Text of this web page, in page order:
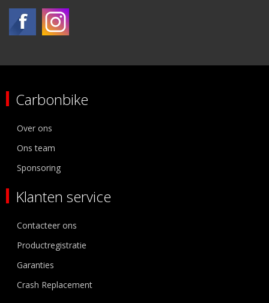
Carbonbike
Over ons
Ons team
Sponsoring
Klanten service
Contacteer ons
Productregistratie
Garanties
Crash Replacement